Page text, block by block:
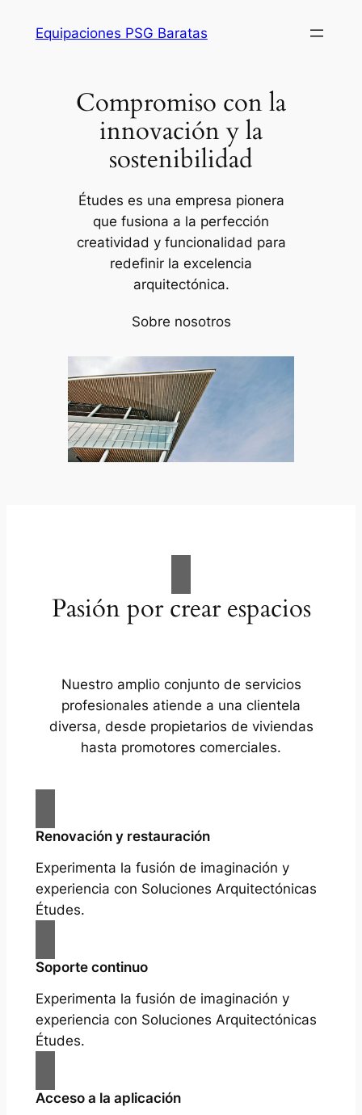
Equipaciones PSG Baratas
Compromiso con la
innovación y la
sostenibilidad
Études es una empresa pionera
que fusiona a la perfección
creatividad y funcionalidad para
redefinir la excelencia
arquitectónica.
Sobre nosotros
Pasión por crear espacios
Nuestro amplio conjunto de servicios
profesionales atiende a una clientela
diversa, desde propietarios de viviendas
hasta promotores comerciales.
Renovación y restauración
Experimenta la fusión de imaginación y
experiencia con Soluciones Arquitectónicas
Études.
Soporte continuo
Experimenta la fusión de imaginación y
experiencia con Soluciones Arquitectónicas
Études.
Acceso a la aplicación